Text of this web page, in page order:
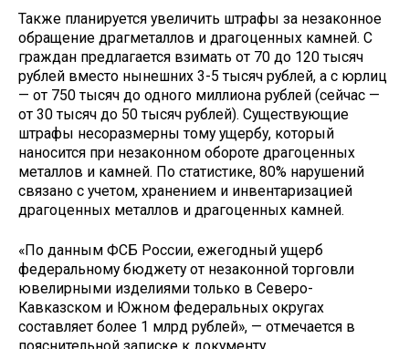
Также планируется увеличить штрафы за незаконное
обращение драгметаллов и драгоценных камней. С
граждан предлагается взимать от 70 до 120 тысяч
рублей вместо нынешних 3-5 тысяч рублей, а с юрлиц
— от 750 тысяч до одного миллиона рублей (сейчас —
от 30 тысяч до 50 тысяч рублей). Существующие
штрафы несоразмерны тому ущербу, который
наносится при незаконном обороте драгоценных
металлов и камней. По статистике, 80% нарушений
связано с учетом, хранением и инвентаризацией
драгоценных металлов и драгоценных камней.
«По данным ФСБ России, ежегодный ущерб
федеральному бюджету от незаконной торговли
ювелирными изделиями только в Северо-
Кавказском и Южном федеральных округах
составляет более 1 млрд рублей», — отмечается в